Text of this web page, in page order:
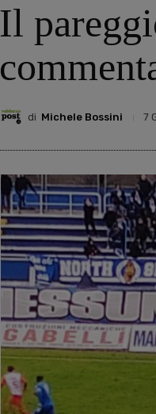
Il
di Michele Bossini 7